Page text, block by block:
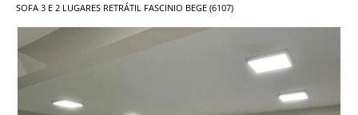
SOFA 3 E 2 LUGARES RETRÁTIL FASCINIO BEGE (6107)